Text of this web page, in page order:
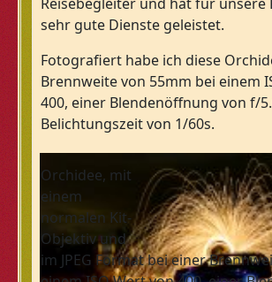
sehr gute Dienste geleistet.
Fotografiert habe ich diese
Brennweite von 55mm bei einem
400, einer Blendenöffnung von f/
Belichtungszeit von 1/60s.
Orchidee, mit
einem
normalen Kit-
Objektiv und
im JPEG Format bei einer